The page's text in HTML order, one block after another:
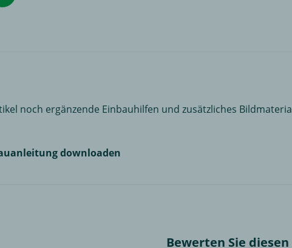
noch ergänzende Einbauhilfen und zusätzliches
downloaden
Bewerten Sie